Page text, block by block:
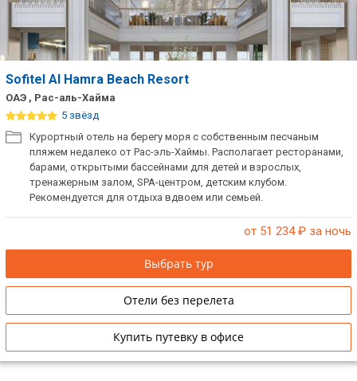
Sofitel Al Hamra Beach Resort
ОАЭ , Рас-аль-Хайма
5 звёзд
Курортный отель на берегу моря с собственным песчаным
пляжем недалеко от Рас-эль-Хаймы. Располагает ресторанами,
барами, открытыми бассейнами для детей и взрослых,
тренажерным залом, SPA-центром, детским клубом.
Рекомендуется для отдыха вдвоем или семьей.
от 51 234₽ за ночь
Выбрать тур
Отели без перелета
Купить путевку в офисе